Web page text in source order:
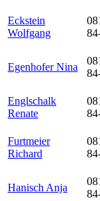
Eckstein
Wolfgang
Egenhofer Nina
Englschalk
Renate
Furtmeier
Richard
Hanisch Anja